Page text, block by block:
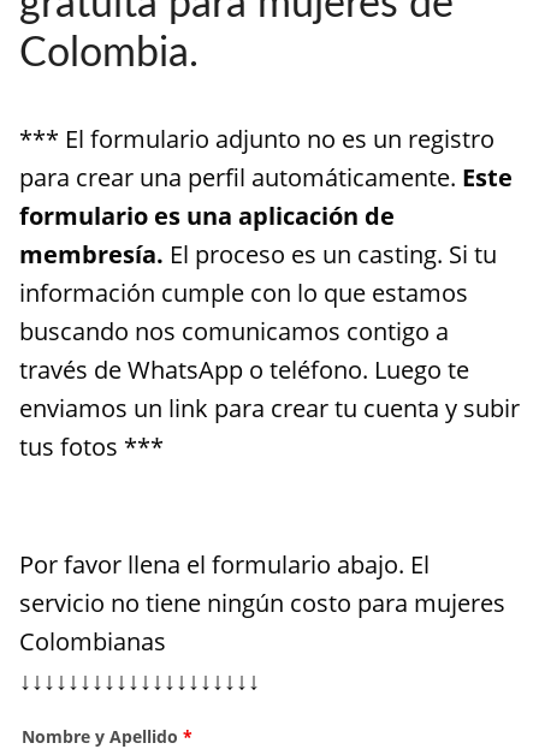
HOW IT WORKS
APPLY NOW
Colombia.
*** El formulario adjunto no es un registro
para crear una perfil automáticamente. Este
formulario es una aplicación de
membresía. El proceso es un casting. Si tu
información cumple con lo que estamos
buscando nos comunicamos contigo a
través de WhatsApp o teléfono. Luego te
enviamos un link para crear tu cuenta y subir
tus fotos ***
Por favor llena el formulario abajo. El
servicio no tiene ningún costo para mujeres
Colombianas
↓↓↓↓↓↓↓↓↓↓↓↓↓↓↓↓↓↓↓↓
Nombre y Apellido *